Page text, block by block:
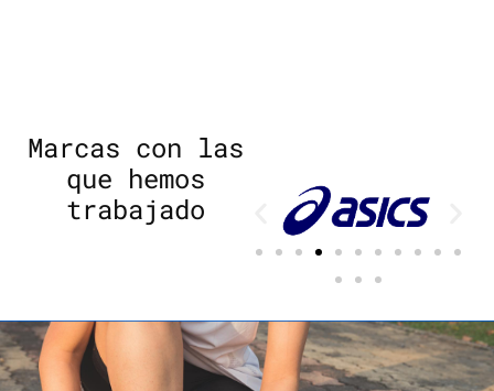
Marcas con las
que hemos
trabajado